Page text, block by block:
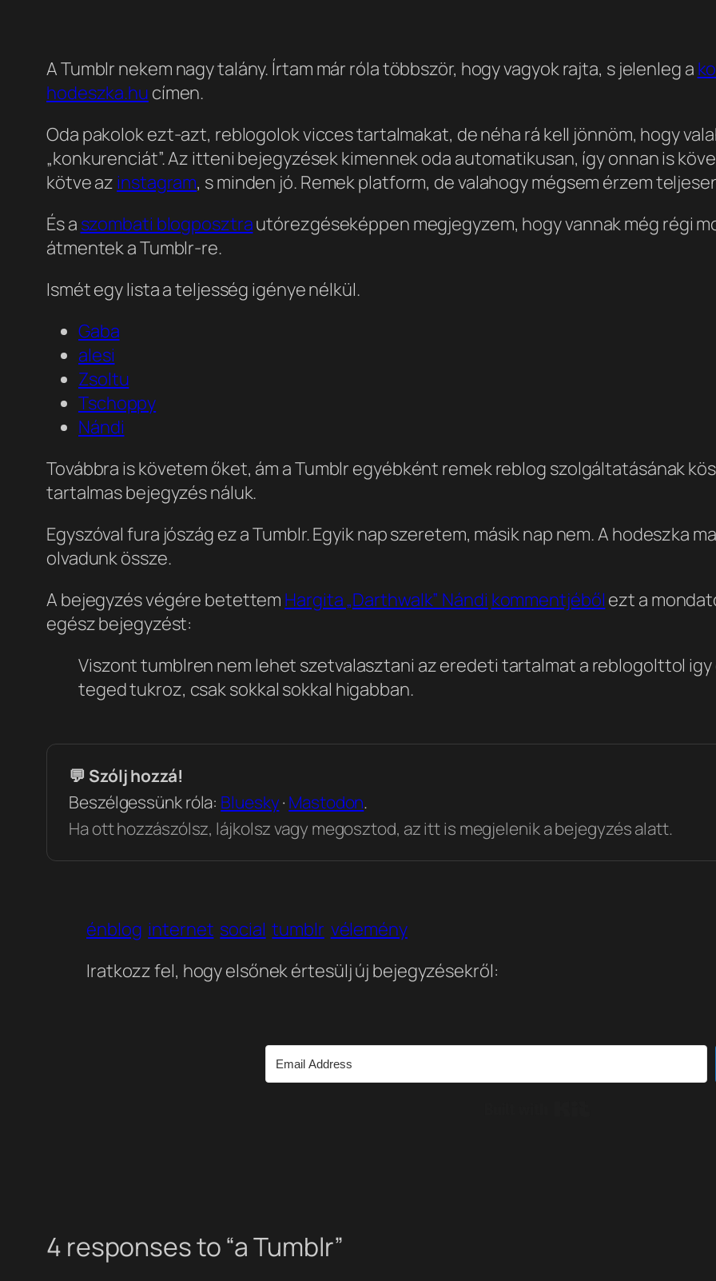
A Tumblr nekem nagy talány. Írtam már róla többször, hogy vagyok rajta, s jelenleg a
hodeszka.hu címen.
Oda pakolok ezt-azt, reblogolok vicces tartalmakat, de néha rá kell jönnöm, hogy
„konkurenciát”. Az itteni bejegyzések kimennek oda automatikusan, így onnan is
kötve az instagram, s minden jó. Remek platform, de valahogy mégsem érzem
És a szombati blogposztrautórezgéseképpen megjegyzem, hogy vannak még régi
átmentek a Tumblr-re.
Ismét egy lista a teljesség igénye nélkül.
Gaba
alesi
Zsoltu
Tschoppy
Nándi
Továbbra is követem őket, ám a Tumblr egyébként remek reblog szolgáltatásának
tartalmas bejegyzés náluk.
Egyszóval fura jószág ez a Tumblr. Egyik nap szeretem, másik nap nem. A hodeszka
olvadunk össze.
A bejegyzés végére betettem Hargita „Darthwalk” Nándi kommentjéből ezt a
egész bejegyzést:
Viszont tumblren nem lehet szetvalasztani az eredeti tartalmat a reblogolttol igy
teged tukroz, csak sokkal sokkal higabban.
💬 Szólj hozzá!
Beszélgessünk róla: Bluesky·Mastodon.
Ha ott hozzászólsz, lájkolsz vagy megosztod, az itt is megjelenik a bejegyzés alatt.
énblog internet social tumblr vélemény
Iratkozz fel, hogy elsőnek értesülj új bejegyzésekről:
4 responses to “a Tumblr”